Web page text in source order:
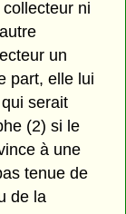
ni
un
part, elle lui
serait
(2) si le
à une
tenue de
de la